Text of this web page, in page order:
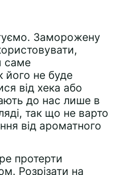
Заморожену
саме
його не буде
від хека або
до нас лише в
так що не варто
від ароматного
протерти
Розрізати на